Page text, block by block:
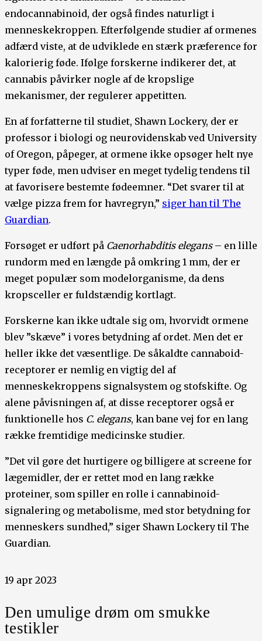
endocannabinoid, der også findes naturligt i
menneskekroppen. Efterfølgende studier af ormenes
adfærd viste, at de udviklede en stærk præference for
kalorierig føde. Ifølge forskerne indikerer det, at
cannabis påvirker nogle af de kropslige
mekanismer, der regulerer appetitten.
En af forfatterne til studiet, Shawn Lockery, der er
professor i biologi og neurovidenskab ved University
of Oregon, påpeger, at ormene ikke opsøger helt nye
typer føde, men udviser en meget tydelig tendens til
at favorisere bestemte fødeemner. “Det svarer til at
vælge pizza frem for havregryn,” siger han til The
Guardian.
Forsøget er udført på Caenorhabditis elegans – en lille
rundorm med en længde på omkring 1 mm, der er
meget populær som modelorganisme, da dens
kropsceller er fuldstændig kortlagt.
Forskerne kan ikke udtale sig om, hvorvidt ormene
blev ”skæve” i vores betydning af ordet. Men det er
heller ikke det væsentlige. De såkaldte cannaboid-
receptorer er nemlig en vigtig del af
menneskekroppens signalsystem og stofskifte. Og
alene påvisningen af, at disse receptorer også er
funktionelle hos C. elegans, kan bane vej for en lang
række fremtidige medicinske studier.
”Det vil gøre det hurtigere og billigere at screene for
lægemidler, der er rettet mod en lang række
proteiner, som spiller en rolle i cannabinoid-
signalering og metabolisme, med stor betydning for
menneskers sundhed,” siger Shawn Lockery til The
Guardian.
19 apr 2023
Den umulige drøm om smukke
testikler